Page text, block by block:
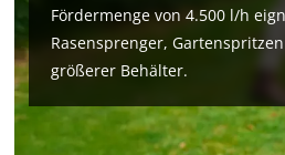
Fördermenge von 4.500 l/h
Rasensprenger,
größerer Behälter.